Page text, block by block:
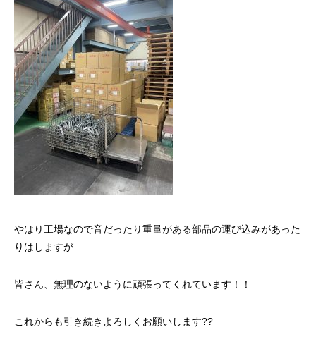
やはり工場なので音だったり重量がある部品の運び込みがあった
りはしますが
皆さん、無理のないように頑張ってくれています！！
これからも引き続きよろしくお願いします??